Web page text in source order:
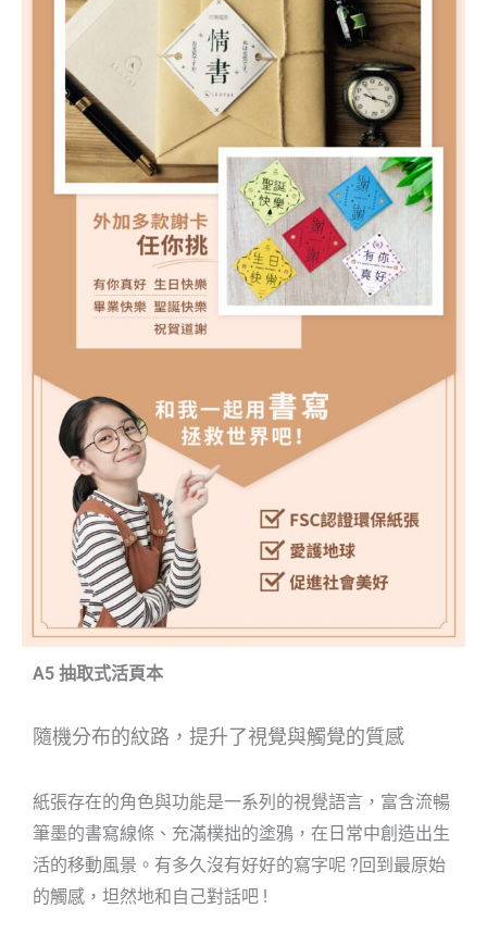
A5 抽取式活頁本
隨機分布的紋路，提升了視覺與觸覺的質感
紙張存在的角色與功能是一系列的視覺語言，富含流暢
筆墨的書寫線條、充滿樸拙的塗鴉，在日常中創造出生
活的移動風景。有多久沒有好好的寫字呢 ?回到最原始
的觸感，坦然地和自己對話吧 !